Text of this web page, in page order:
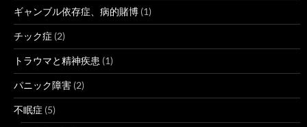
ギャンブル依存症、病的賭博 (1)
チック症 (2)
トラウマと精神疾患 (1)
パニック障害 (2)
不眠症 (5)